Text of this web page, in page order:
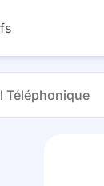
Téléphonique